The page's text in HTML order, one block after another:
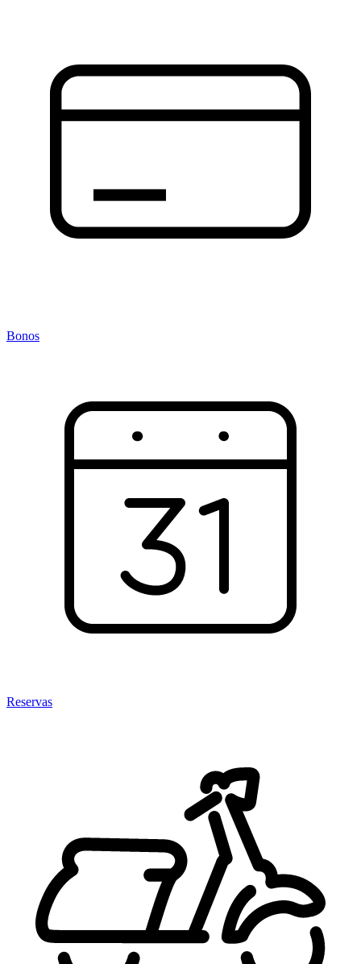
Bonos
Reservas